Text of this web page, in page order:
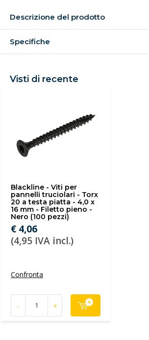
Descrizione del prodotto
Specifiche
Visti di recente
Blackline - Viti per
pannelli truciolari - Torx
20 a testa piatta - 4,0 x
16 mm - Filetto pieno -
Nero (100 pezzi)
€ 4,06
(4,95 IVA incl.)
Confronta
- +